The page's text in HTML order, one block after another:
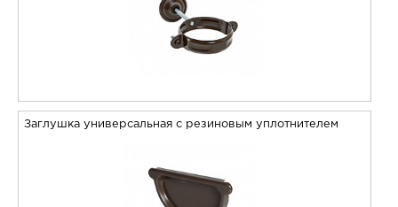
Заглушка универсальная с резиновым уплотнителем